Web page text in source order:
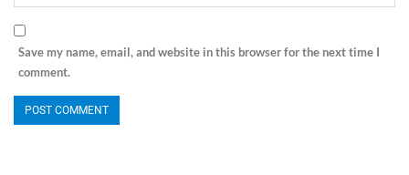
Save my name, email, and website in this browser for the next time I
comment.